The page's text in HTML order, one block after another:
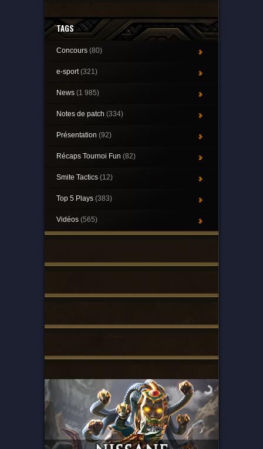
TAGS
Concours (80)
e-sport(321)
News (1 985)
Notes de patch (334)
Présentation (92)
Récaps Tournoi Fun (82)
Smite Tactics (12)
Top 5 Plays (383)
Vidéos (565)